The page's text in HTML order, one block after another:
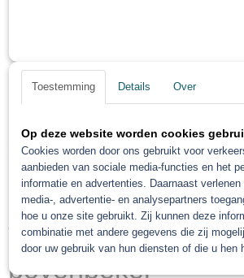
T-gun spuitpistool
bovenbeker
Toestemming Details Over
Op deze website worden cookies
Cookies worden door ons gebruikt voor
aanbieden van sociale media-functies en het
informatie en advertenties. Daarnaast
media-, advertentie- en analysepartners
hoe u onze site gebruikt. Zij kunnen deze
combinatie met andere gegevens die zij
door uw gebruik van hun diensten of die u hen